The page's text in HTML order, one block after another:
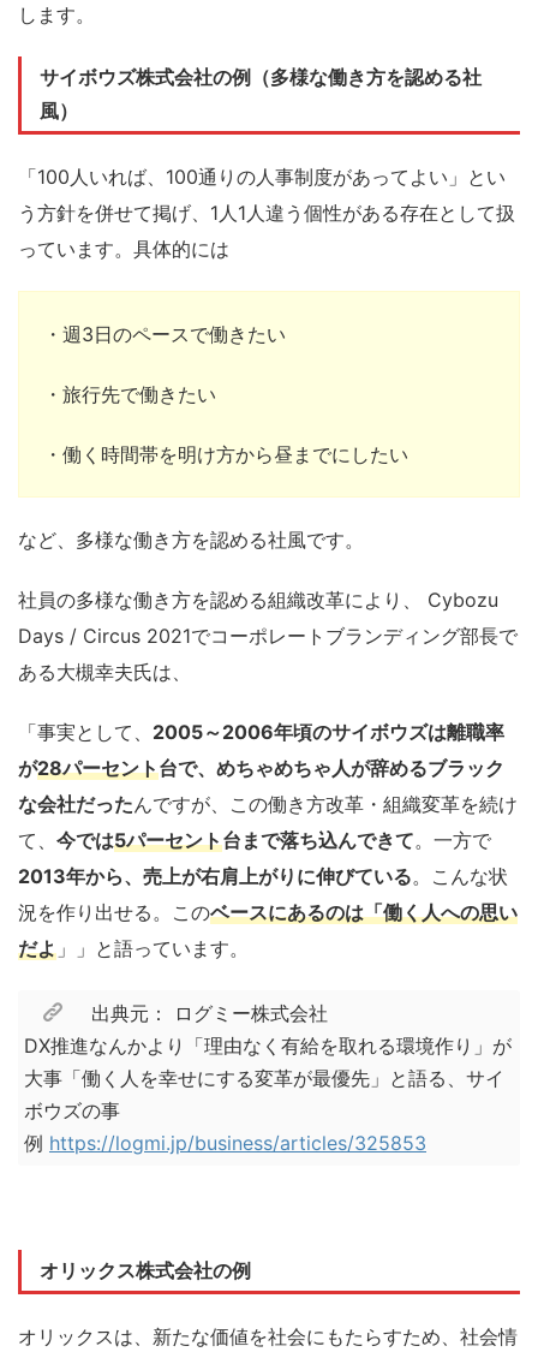
します。
サイボウズ株式会社の例（多様な働き方を認める社
風）
「100人いれば、100通りの人事制度があってよい」とい
う方針を併せて掲げ、1人1人違う個性がある存在として扱
っています。具体的には
・週3日のペースで働きたい
・旅行先で働きたい
・働く時間帯を明け方から昼までにしたい
など、多様な働き方を認める社風です。
社員の多様な働き方を認める組織改革により、 Cybozu
Days / Circus 2021でコーポレートブランディング部長で
ある大槻幸夫氏は、
「事実として、 2005～2006年頃のサイボウズは離職率
が28パーセント台で、めちゃめちゃ人が辞めるブラック
な会社だったんですが、この働き方改革・組織変革を続け
て、 今では5パーセント台まで落ち込んできて。一方で
2013年から、売上が右肩上がりに伸びている。こんな状
況を作り出せる。このベースにあるのは「働く人への思い
だよ 」」と語っています。
出典元： ログミー株式会社
DX推進なんかより「理由なく有給を取れる環境作り」が
大事「働く人を幸せにする変革が最優先」と語る、サイ
ボウズの事
例 https://logmi.jp/business/articles/325853
オリックス株式会社の例
オリックスは、新たな価値を社会にもたらすため、社会情